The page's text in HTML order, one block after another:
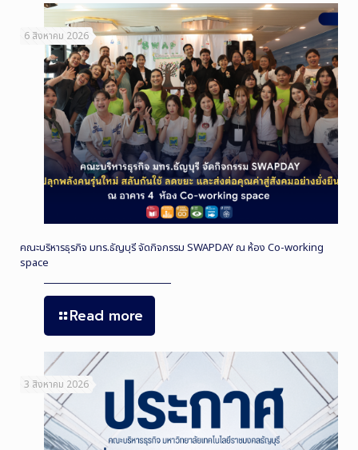
6 สิงหาคม 2026
คณะบริหารธุรกิจ มทร.ธัญบุรี จัดกิจกรรม SWAPDAY ณ ห้อง Co-working
space
Read more
3 สิงหาคม 2026